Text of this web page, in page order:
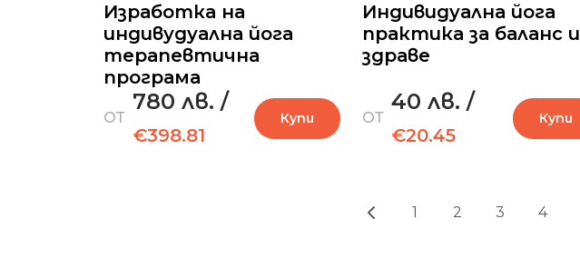
Изработка на
индивудуална йога
терапевтична
програма
ОТ
780 лв. /
€398.81
Купи
Индивидуална йога
практика за баланс и
здраве
ОТ
40 лв. /
€20.45
Купи
1 2 3 4